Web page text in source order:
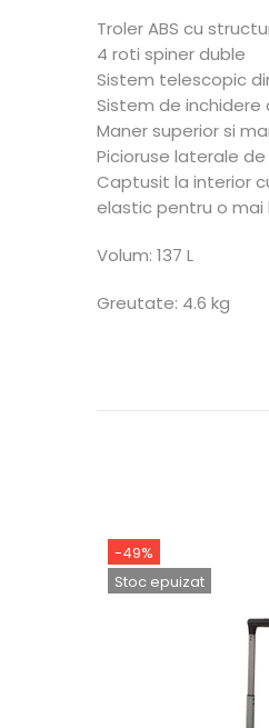
Troler ABS cu
4 roti spiner duble
Sistem telescopic
Sistem de inchidere
Maner superior si
Picioruse laterale
Captusit la interior
elastic pentru o
Volum: 137 L
Greutate: 4.6 kg
-49%
Stoc epuizat